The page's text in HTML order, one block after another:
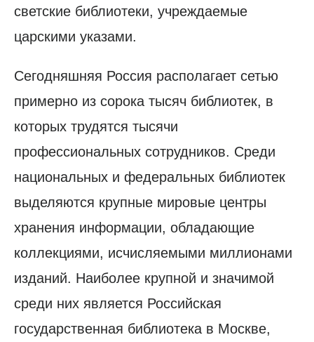
светские библиотеки, учреждаемые
царскими указами.
Сегодняшняя Россия располагает сетью
примерно из сорока тысяч библиотек, в
которых трудятся тысячи
профессиональных сотрудников. Среди
национальных и федеральных библиотек
выделяются крупные мировые центры
хранения информации, обладающие
коллекциями, исчисляемыми миллионами
изданий. Наиболее крупной и значимой
среди них является Российская
государственная библиотека в Москве,